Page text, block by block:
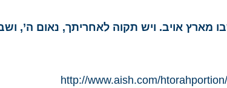
מארץ אויב. ויש תקוה לאחריתך, נאום ה’,
http://www.aish.com/